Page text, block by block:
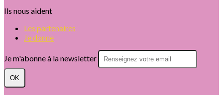
Ils nous aident
Les partenaires
Je donne
Je m'abonne à la newsletter
OK